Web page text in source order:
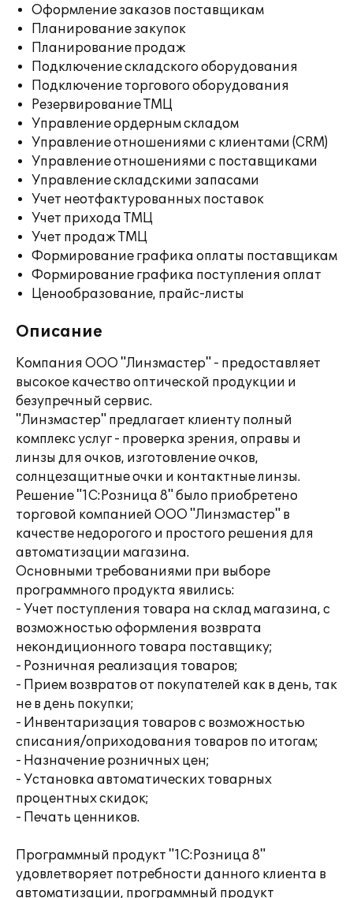
Оформление заказов поставщикам
Планирование закупок
Планирование продаж
Подключение складского оборудования
Подключение торгового оборудования
Резервирование ТМЦ
Управление ордерным складом
Управление отношениями с клиентами (CRM)
Управление отношениями с поставщиками
Управление складскими запасами
Учет неотфактурованных поставок
Учет прихода ТМЦ
Учет продаж ТМЦ
Формирование графика оплаты поставщикам
Формирование графика поступления оплат
Ценообразование, прайс-листы
Описание
Компания ООО "Линзмастер" - предоставляет
высокое качество оптической продукции и
безупречный сервис.
"Линзмастер" предлагает клиенту полный
комплекс услуг - проверка зрения, оправы и
линзы для очков, изготовление очков,
солнцезащитные очки и контактные линзы.
Решение "1С:Розница 8" было приобретено
торговой компанией ООО "Линзмастер" в
качестве недорогого и простого решения для
автоматизации магазина.
Основными требованиями при выборе
программного продукта явились:
- Учет поступления товара на склад магазина, с
возможностью оформления возврата
некондиционного товара поставщику;
- Розничная реализация товаров;
- Прием возвратов от покупателей как в день, так
не в день покупки;
- Инвентаризация товаров с возможностью
списания/оприходования товаров по итогам;
- Назначение розничных цен;
- Установка автоматических товарных
процентных скидок;
- Печать ценников.
Программный продукт "1С:Розница 8"
удовлетворяет потребности данного клиента в
автоматизации, программный продукт